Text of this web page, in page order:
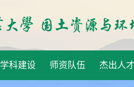
学科建设 师资队伍 杰出人